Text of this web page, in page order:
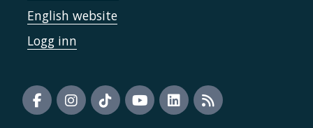
English website
Logg inn